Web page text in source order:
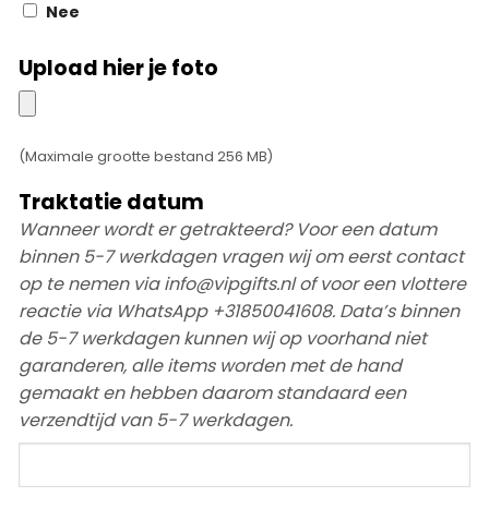
Nee
Upload hier je foto
je
(Maximale grootte bestand 256 MB)
Traktatie datum
Wanneer wordt er getrakteerd? Voor een datum
binnen 5-7 werkdagen vragen wij om eerst contact
op te nemen via info@vipgifts.nl of voor een vlottere
reactie via WhatsApp +31850041608. Data’s binnen
de 5-7 werkdagen kunnen wij op voorhand niet
garanderen, alle items worden met de hand
gemaakt en hebben daarom standaard een
verzendtijd van 5-7 werkdagen.